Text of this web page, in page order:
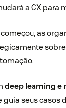
a CX para
as
deep learning e
seus casos